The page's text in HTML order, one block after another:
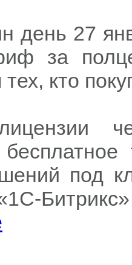
день 27
за
кто
под